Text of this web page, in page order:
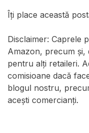
Îți place această
Disclaimer: Caprele
Amazon, precum și,
pentru alți retaileri.
comisioane dacă
blogul nostru,
acești comercianți.